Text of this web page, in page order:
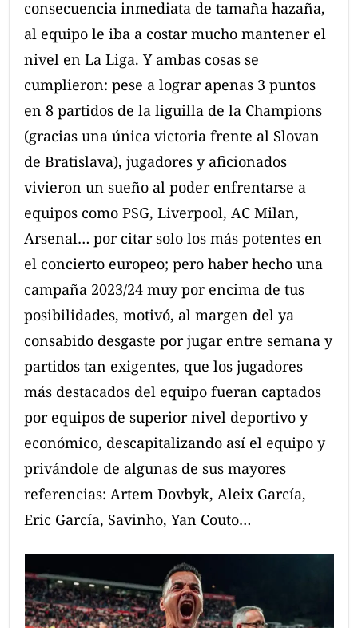
consecuencia inmediata de tamaña hazaña,
al equipo le iba a costar mucho mantener el
nivel en La Liga. Y ambas cosas se
cumplieron: pese a lograr apenas 3 puntos
en 8 partidos de la liguilla de la Champions
(gracias una única victoria frente al Slovan
de Bratislava), jugadores y aficionados
vivieron un sueño al poder enfrentarse a
equipos como PSG, Liverpool, AC Milan,
Arsenal… por citar solo los más potentes en
el concierto europeo; pero haber hecho una
campaña 2023/24 muy por encima de tus
posibilidades, motivó, al margen del ya
consabido desgaste por jugar entre semana y
partidos tan exigentes, que los jugadores
más destacados del equipo fueran captados
por equipos de superior nivel deportivo y
económico, descapitalizando así el equipo y
privándole de algunas de sus mayores
referencias: Artem Dovbyk, Aleix García,
Eric García, Savinho, Yan Couto…